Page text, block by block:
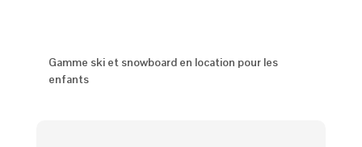
Gamme ski et snowboard en location pour les
enfants